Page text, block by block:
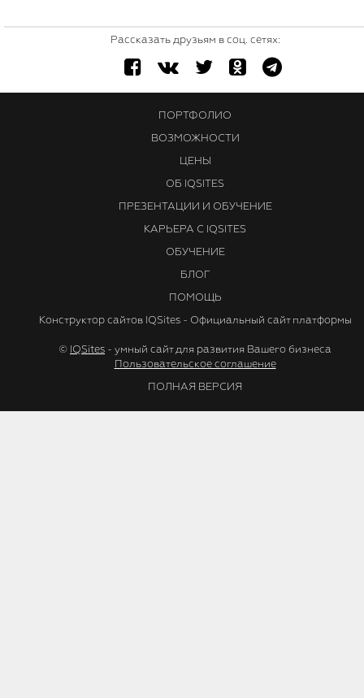
Рассказать друзьям в соц. сетях:
ПОРТФОЛИО
ВОЗМОЖНОСТИ
ЦЕНЫ
ОБ IQSITES
ПРЕЗЕНТАЦИИ И ОБУЧЕНИЕ
КАРЬЕРА С IQSITES
ОБУЧЕНИЕ
БЛОГ
ПОМОЩЬ
Конструктор сайтов IQSites - Официальный сайт платформы
© IQSites - умный сайт для развития Вашего бизнеса
Пользовательское соглашение
ПОЛНАЯ ВЕРСИЯ